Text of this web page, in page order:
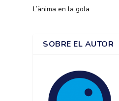
L’ànima en la gola
SOBRE EL AUTOR